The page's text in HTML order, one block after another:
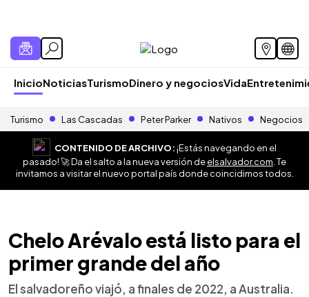
InicioNoticiasTurismoDinero y negociosVida
Turismo Las Cascadas Peter Parker Nativos Negocios
CONTENIDO DE ARCHIVO:¡Estás navegando en el
pasado! 🚀 Da el salto a la nueva versión deelsalvador.com . Te
invitamos a visitar el nuevo portal país donde coincidimos todos.
Chelo Arévalo está listo para el
primer grande del año
El salvadoreño viajó, a finales de 2022, a Australia.